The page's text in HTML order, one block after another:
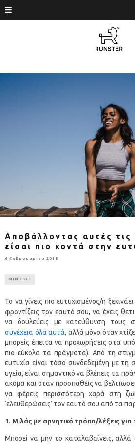
Αποβάλλοντας αυτές τις
είσαι πιο κοντά στην
6 Φεβρουαρίου 2018
MINDSET
Το να γίνεις πιο ευτυχισμένος/η
φροντίζεις τον εαυτό σου, να έχεις
να δουλεύεις με κατεύθυνση τους
συνέχεια όλα αυτά, αλλά μόνο όταν
μπορείς έπειτα να προχωρήσεις στα
πιο εύκολα τα πράγματα). Από τη
ευτυχία είναι τόσο συνδεδεμένη με τη
υγεία, είναι σημαντικό να βλέπεις τα
ακόμα και όταν προσπαθείς να
να φέρεις περισσότερη χαρά στη
‘ελευθερώσεις’ τον εαυτό σου από τα
1. Μιλάς με αρνητικό τρόπο/λέξεις
Μπορεί να μην το καταλαβαίνεις, αλλά